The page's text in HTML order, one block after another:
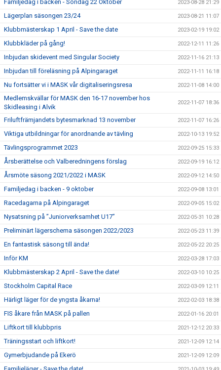
Familjedag i backen - Söndag 22 Oktober 2023-08-28 21:29
Lägerplan säsongen 23/24 2023-08-21 11:07
Klubbmästerskap 1 April - Save the date 2023-02-19 19:02
Klubbkläder på gång! 2022-12-11 11:26
Inbjudan skidevent med Singular Society 2022-11-16 21:13
Inbjudan till föreläsning på Alpingaraget 2022-11-11 16:18
Nu fortsätter vi i MASK vår digitaliseringsresa 2022-11-08 14:00
Medlemskvällar för MASK den 16-17 november hos
Skidleasing i Alvik
2022-11-07 18:36
Friluftfrämjandets bytesmarknad 13 november 2022-11-07 16:26
Viktiga utbildningar för anordnande av tävling 2022-10-13 19:52
Tävlingsprogrammet 2023 2022-09-25 15:33
Årsberättelse och Valberedningens förslag 2022-09-19 16:12
Årsmöte säsong 2021/2022 i MASK 2022-09-12 14:50
Familjedag i backen - 9 oktober 2022-09-08 13:01
Racedagarna på Alpingaraget 2022-09-05 15:02
Nysatsning på ”Juniorverksamhet U17” 2022-05-31 10:28
Preliminärt lägerschema säsongen 2022/2023 2022-05-23 11:39
En fantastisk säsong till ända! 2022-05-22 20:25
Inför KM 2022-03-28 17:03
Klubbmästerskap 2 April - Save the date! 2022-03-10 10:25
Stockholm Capital Race 2022-03-09 12:11
Härligt läger för de yngsta åkarna! 2022-02-03 18:38
FIS åkare från MASK på pallen 2022-01-16 20:01
Liftkort till klubbpris 2021-12-12 20:33
Träningsstart och liftkort! 2021-12-09 12:14
Gymerbjudande på Ekerö 2021-12-09 12:09